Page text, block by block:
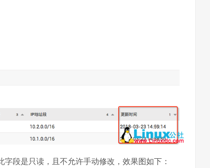
段是只读，且不允许手动修改，效果图如下：